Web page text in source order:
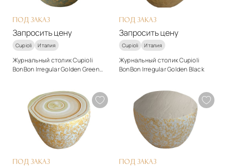
Запросить цену Запросить цену
ПОД ЗАКАЗ
Запросить цену
Cupioli Италия
Журнальный столик Cupioli
BonBon Irregular Golden Green
арт-деко
Материалы
Гипс
Подробнее
Запросить цену
ПОД ЗАКАЗ
Запросить цену
Cupioli Италия
Журнальный столик Cupioli
BonBon Irregular Golden Black
арт-деко
Материалы
Гипс
Подробнее
Запросить цену
ПОД ЗАКАЗ ПОД ЗАКАЗ